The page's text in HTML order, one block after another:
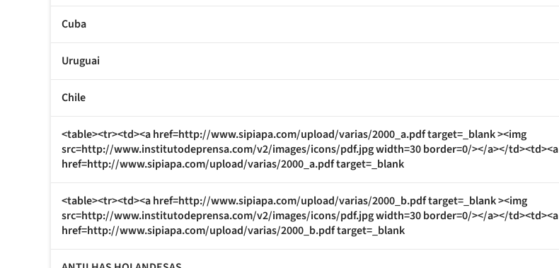
Cuba
Uruguai
Chile
<table><tr><td><a href=http://www.sipiapa.com/upload/varias/2000_a.pdf target=_blank ><img
src=http://www.institutodeprensa.com/v2/images/icons/pdf.jpg width=30 border=0/></a></td><td><a
href=http://www.sipiapa.com/upload/varias/2000_a.pdf target=_blank
<table><tr><td><a href=http://www.sipiapa.com/upload/varias/2000_b.pdf target=_blank ><img
src=http://www.institutodeprensa.com/v2/images/icons/pdf.jpg width=30 border=0/></a></td><td><a
href=http://www.sipiapa.com/upload/varias/2000_b.pdf target=_blank